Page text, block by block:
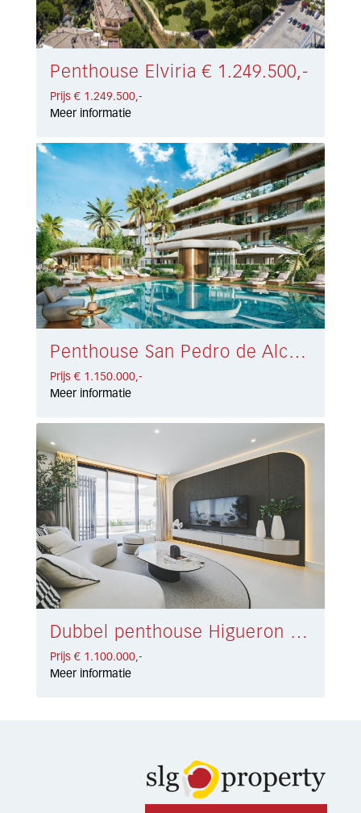
Penthouse Elviria € 1.249.500,-
Prijs € 1.249.500,-
Meer informatie
Penthouse San Pedro de Alcántara € 1.150.000,-
Prijs € 1.150.000,-
Meer informatie
Dubbel penthouse Higueron € 1.100.000,-
Prijs € 1.100.000,-
Meer informatie